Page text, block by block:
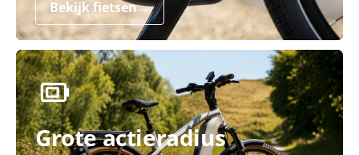
Bekijk fietsen→
Grote actieradius